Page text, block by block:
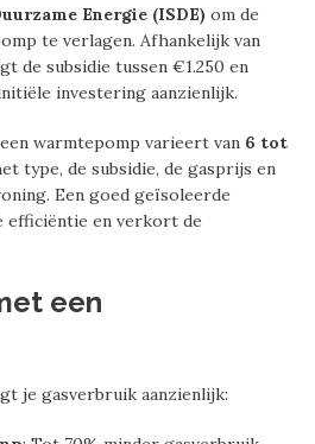
Energie (ISDE) om de
te verlagen. Afhankelijk van
de subsidie tussen €1.250 en
investering aanzienlijk.
warmtepomp varieert van 6 tot
type, de subsidie, de gasprijs en
Een goed geïsoleerde
efficiëntie en verkort de
een
je gasverbruik aanzienlijk: